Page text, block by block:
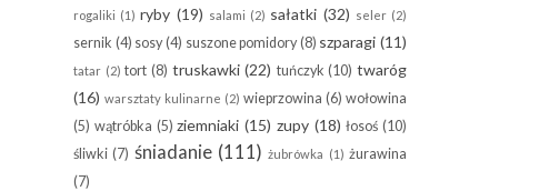
rogaliki (1) ryby (19) salami (2) sałatki (32) seler (2)
sernik (4) sosy(4) suszone pomidory(8) szparagi (11)
tatar (2) tort (8) truskawki (22) tuńczyk (10) twaróg
(16) warsztaty kulinarne (2) wieprzowina (6) wołowina
(5) wątróbka (5) ziemniaki (15) zupy (18) łosoś (10)
śliwki (7) śniadanie (111) żubrówka (1) żurawina
(7)